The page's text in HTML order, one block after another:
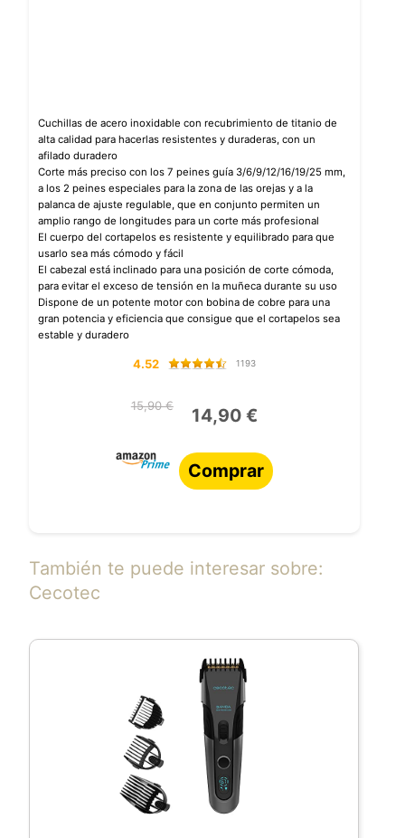
Cuchillas de acero inoxidable con recubrimiento de titanio de
alta calidad para hacerlas resistentes y duraderas, con un
afilado duradero
Corte más preciso con los 7 peines guía 3/6/9/12/16/19/25 mm,
a los 2 peines especiales para la zona de las orejas y a la
palanca de ajuste regulable, que en conjunto permiten un
amplio rango de longitudes para un corte más profesional
El cuerpo del cortapelos es resistente y equilibrado para que
usarlo sea más cómodo y fácil
El cabezal está inclinado para una posición de corte cómoda,
para evitar el exceso de tensión en la muñeca durante su uso
Dispone de un potente motor con bobina de cobre para una
gran potencia y eficiencia que consigue que el cortapelos sea
estable y duradero
4.52 1193
15,90 € 14,90 €
Comprar
También te puede interesar sobre:
Cecotec